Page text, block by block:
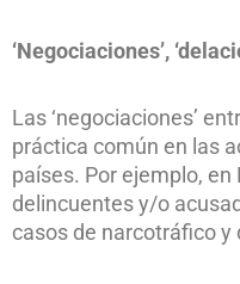
‘Negociaciones’,
Las ‘negociaciones’
práctica común en las
países. Por ejemplo, en
delincuentes y/o
casos de narcotráfico